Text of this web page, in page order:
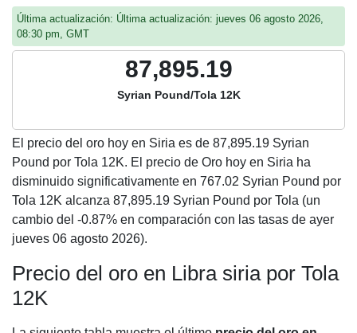
Última actualización: Última actualización: jueves 06 agosto 2026,
08:30 pm, GMT
87,895.19
Syrian Pound/Tola 12K
El precio del oro hoy en Siria es de 87,895.19 Syrian
Pound por Tola 12K. El precio de Oro hoy en Siria ha
disminuido significativamente en 767.02 Syrian Pound por
Tola 12K alcanza 87,895.19 Syrian Pound por Tola (un
cambio del -0.87% en comparación con las tasas de ayer
jueves 06 agosto 2026).
Precio del oro en Libra siria por Tola
12K